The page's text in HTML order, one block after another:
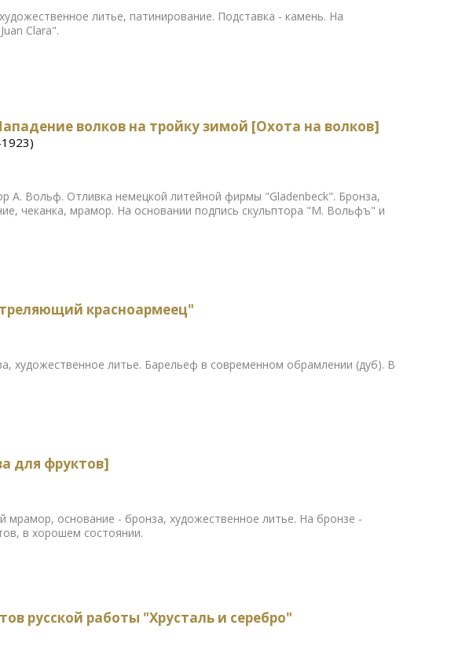
литье, патинирование. Подставка - камень. На
Clara".
волков на тройку зимой [Охота на волков]
А. Вольф. Отливка немецкой литейной фирмы "Gladenbeck". Бронза,
чеканка, мрамор. На основании подпись скульптора "M. Вольфъ" и
красноармеец"
художественное литье. Барельеф в современном обрамлении (дуб). В
для фруктов]
мрамор, основание - бронза, художественное литье. На бронзе -
в хорошем состоянии.
русской работы "Хрусталь и серебро"